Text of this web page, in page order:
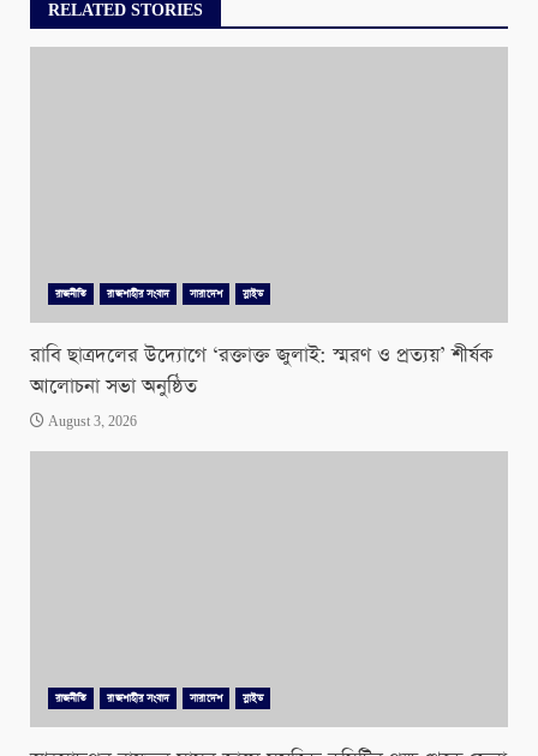
RELATED STORIES
রাজনীতি রাজশাহীর সংবাদ সারাদেশ স্লাইড
রাবি ছাত্রদলের উদ্যোগে ‘রক্তাক্ত জুলাই: স্মরণ ও প্রত্যয়’ শীর্ষক
আলোচনা সভা অনুষ্ঠিত
August 3, 2026
রাজনীতি রাজশাহীর সংবাদ সারাদেশ স্লাইড